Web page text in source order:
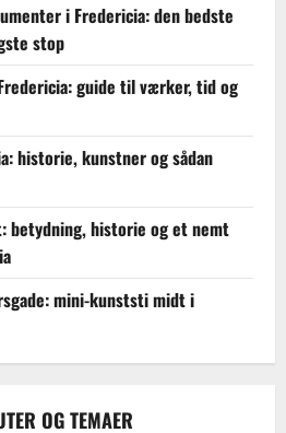
i Fredericia: den bedste
stop
guide til værker, tid og
historie, kunstner og sådan
betydning, historie og et nemt
mini-kunststi midt i
OG TEMAER